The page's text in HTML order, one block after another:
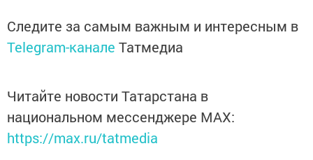
Следите за самым важным и интересным в
Telegram-канале Татмедиа
Читайте новости Татарстана в
национальном мессенджере MАХ:
https://max.ru/tatmedia